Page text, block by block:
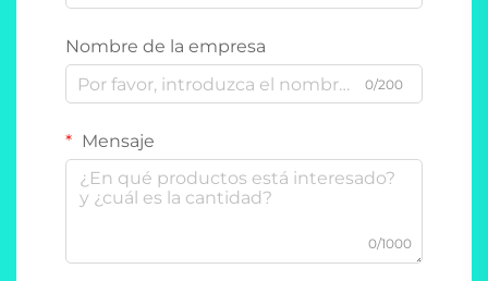
Nombre de la empresa
0/200
Mensaje
0/1000